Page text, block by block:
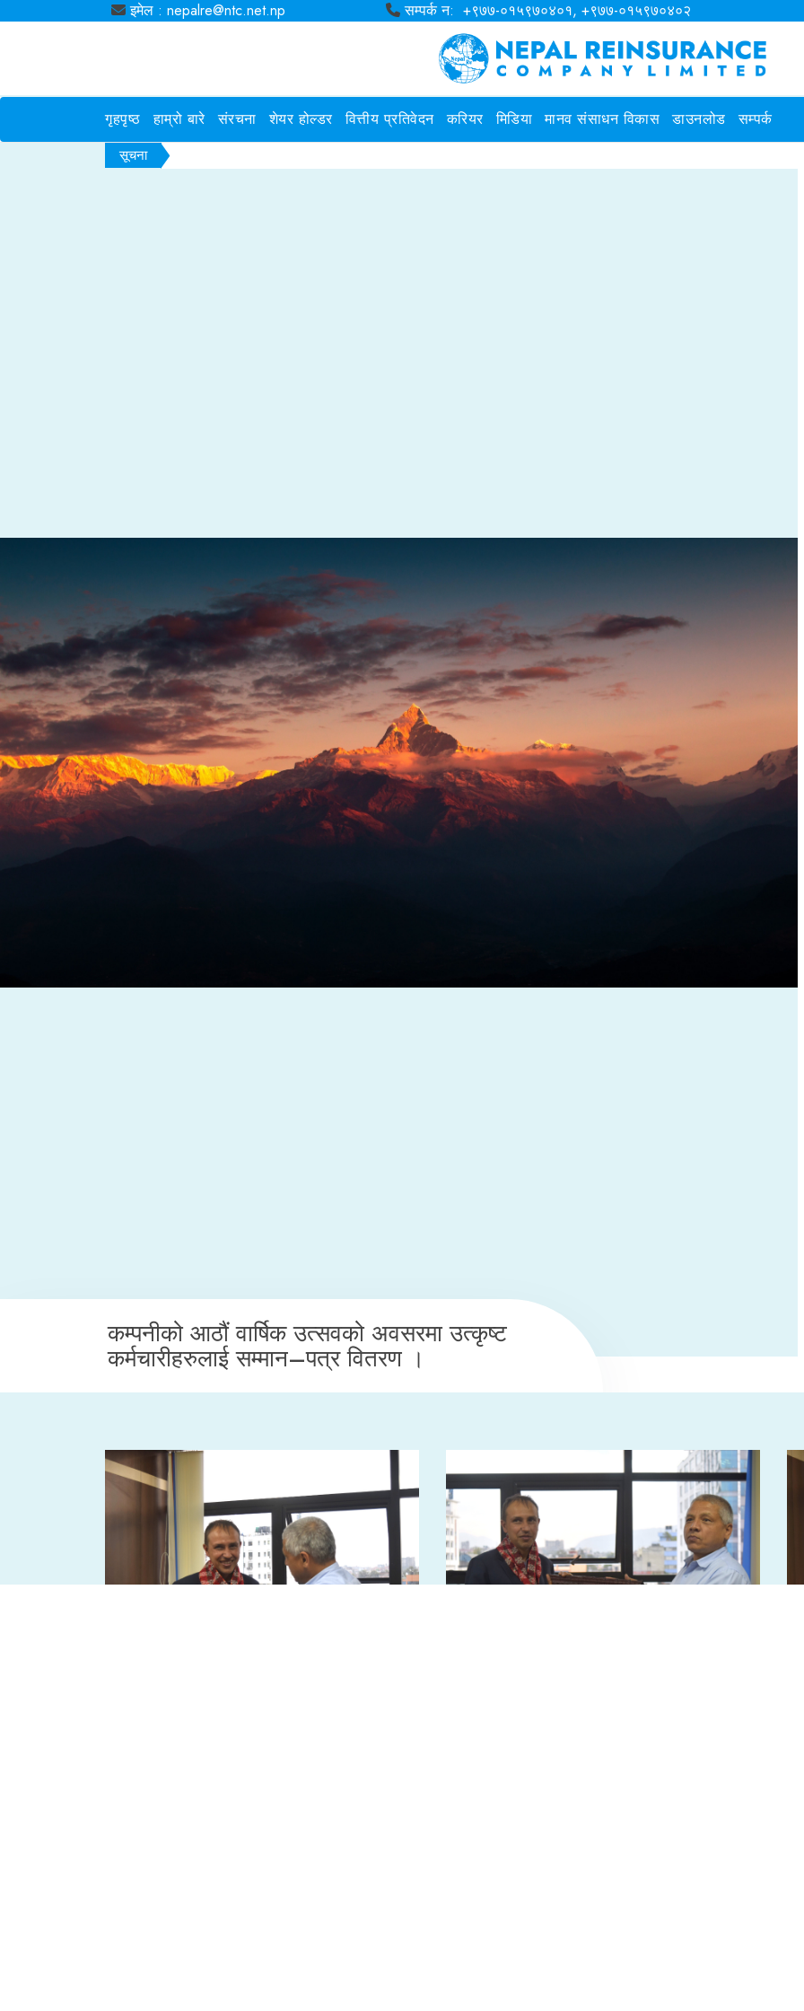
इमेल : nepalre@ntc.net.np सम्पर्क न: +९७७-०१५९७०४०१, +९७७-०१५९७०४०२
गृहपृष्ठ हाम्रो बारे संरचना शेयर होल्डर वित्तीय प्रतिवेदन करियर मिडिया मानव संसाधन विकास डाउनलोड सम्पर्क
सूचना
कम्पनीको आठौं वार्षिक उत्सवको अवसरमा उत्कृष्ट
कर्मचारीहरुलाई सम्मान–पत्र वितरण ।